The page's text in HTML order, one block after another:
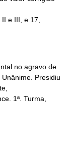
no agravo de
Presidiu
1ª. Turma,